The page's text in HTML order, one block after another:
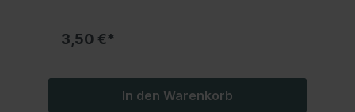
3,50 €*
In den Warenkorb